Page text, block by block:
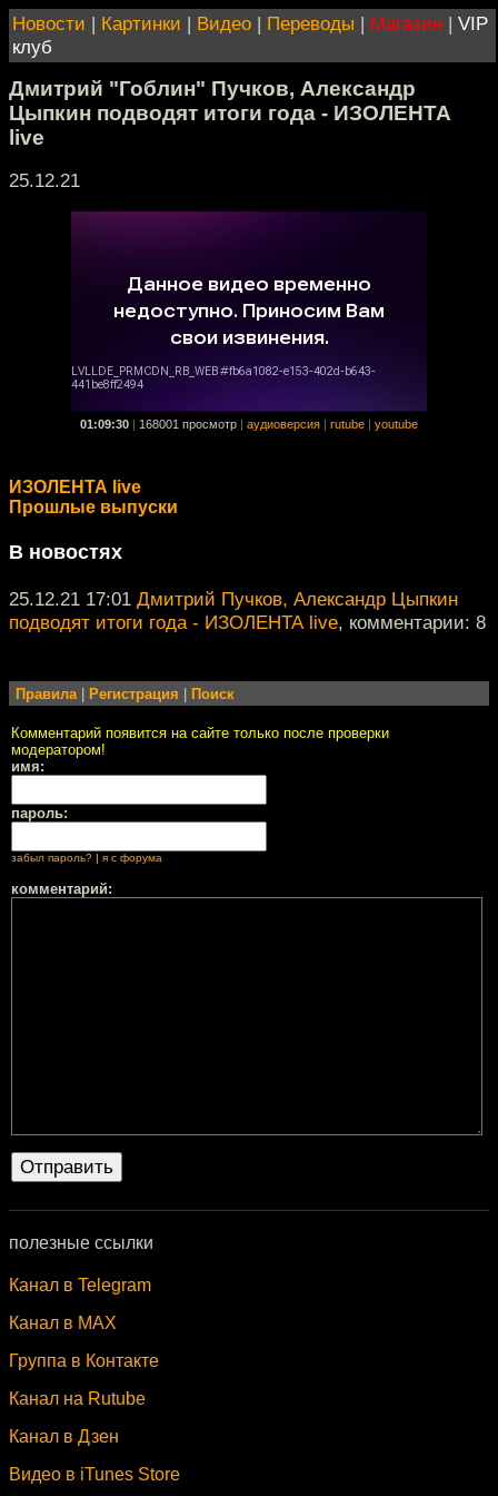
Новости | Картинки | Видео | Переводы | Магазин | VIP
клуб
Дмитрий "Гоблин" Пучков, Александр
Цыпкин подводят итоги года - ИЗОЛЕНТА
live
25.12.21
01:09:30 168001 просмотр аудиоверсия rutube youtube
ИЗОЛЕНТА live
Прошлые выпуски
В новостях
25.12.21 17:01 Дмитрий Пучков, Александр Цыпкин
подводят итоги года - ИЗОЛЕНТА live, комментарии: 8
Правила| Регистрация Поиск
Комментарий появится на сайте только после проверки
модератором!
имя:
пароль:
забыл пароль? я с форума
комментарий:
полезные ссылки
Канал в Telegram
Канал в MAX
Группа в Контакте
Канал на Rutube
Канал в Дзен
Видео в iTunes Store